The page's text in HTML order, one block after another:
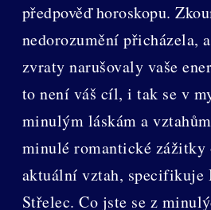
předpověď horoskopu.
nedorozumění přicházela,
zvraty narušovaly vaše
to není váš cíl, i tak se v
minulým láskám a
minulé romantické
aktuální vztah, specifikuje
Střelec. Co jste se z